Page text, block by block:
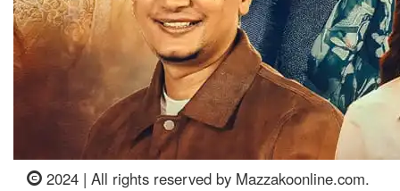
2024 | All rights reserved by Mazzakoonline.com.